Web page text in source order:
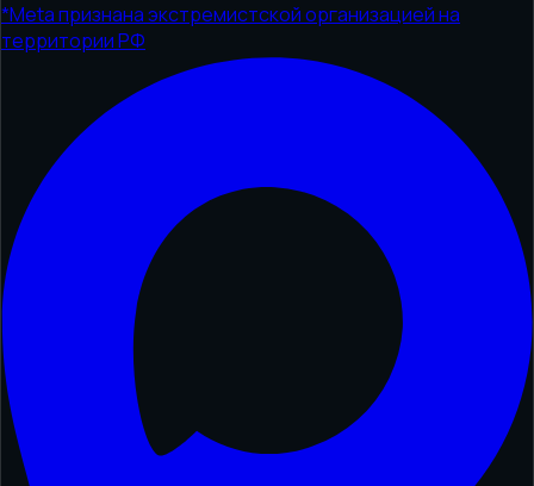
*Meta признана экстремистской организацией на
территории РФ